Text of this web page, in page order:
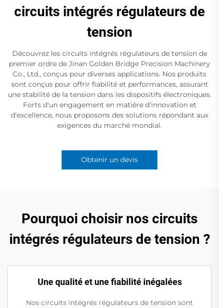
circuits intégrés régulateurs de
tension
Découvrez les circuits intégrés régulateurs de tension de
premier ordre de Jinan Golden Bridge Precision Machinery
Co., Ltd., conçus pour diverses applications. Nos produits
sont conçus pour offrir fiabilité et performances, assurant
une stabilité de la tension dans les dispositifs électroniques.
Forts d'un engagement en matière d'innovation et
d'excellence, nous proposons des solutions répondant aux
exigences du marché mondial.
Obtenir un devis
Pourquoi choisir nos circuits
intégrés régulateurs de tension ?
Une qualité et une fiabilité inégalées
Nos circuits intégrés régulateurs de tension sont